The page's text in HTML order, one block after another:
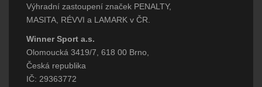
Výhradní zastoupení značek PENALTY,
MASITA, RÉVVI a LAMARK v ČR.
Winner Sport a.s.
Olomoucká 3419/7, 618 00 Brno,
Česká republika
IČ: 29363772